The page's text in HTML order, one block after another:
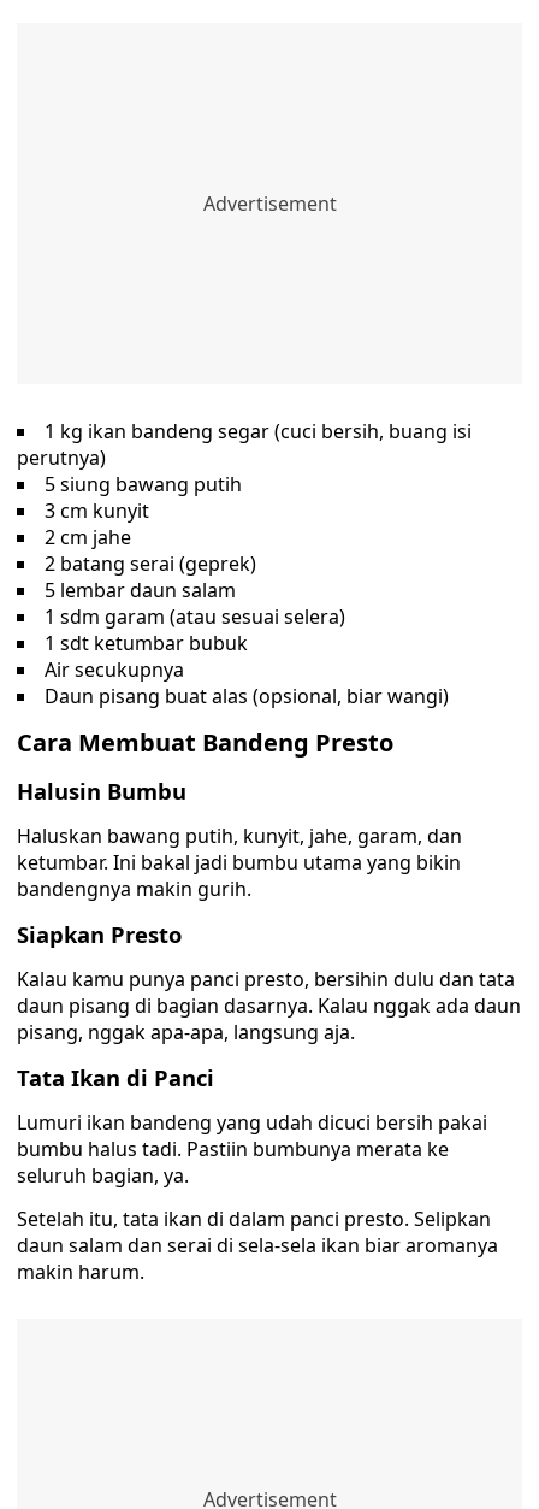
1 kg ikan bandeng segar (cuci bersih, buang isi
perutnya)
5 siung bawang putih
3 cm kunyit
2 cm jahe
2 batang serai (geprek)
5 lembar daun salam
1 sdm garam (atau sesuai selera)
1 sdt ketumbar bubuk
Air secukupnya
Daun pisang buat alas (opsional, biar wangi)
Cara Membuat Bandeng Presto
Halusin Bumbu
Haluskan bawang putih, kunyit, jahe, garam, dan
ketumbar. Ini bakal jadi bumbu utama yang bikin
bandengnya makin gurih.
Siapkan Presto
Kalau kamu punya panci presto, bersihin dulu dan tata
daun pisang di bagian dasarnya. Kalau nggak ada daun
pisang, nggak apa-apa, langsung aja.
Tata Ikan di Panci
Lumuri ikan bandeng yang udah dicuci bersih pakai
bumbu halus tadi. Pastiin bumbunya merata ke
seluruh bagian, ya.
Setelah itu, tata ikan di dalam panci presto. Selipkan
daun salam dan serai di sela-sela ikan biar aromanya
makin harum.